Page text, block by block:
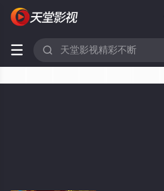
 